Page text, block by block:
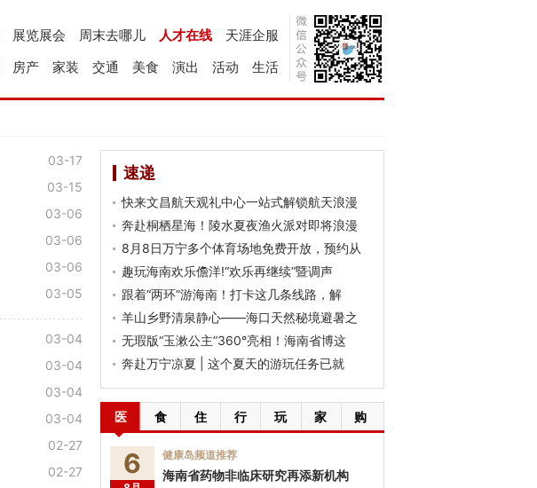
天涯企服
人才在线
周末去哪儿
展览展会
生活
活动
演出
美食
交通
家装
房产
03-17
03-15
03-06
03-06
03-06
03-05
03-04
03-04
03-04
03-04
02-27
02-27
速递
快来文昌航天观礼中心一站式解锁航天浪漫
奔赴桐栖星海！陵水夏夜渔火派对即将浪漫
8月8日万宁多个体育场地免费开放，预约从
趣玩海南欢乐儋洋!“欢乐再继续”暨调声
跟着“两环”游海南！打卡这几条线路，解
羊山乡野清泉静心——海口天然秘境避暑之
无瑕版“玉漱公主”360°亮相！海南省博这
奔赴万宁凉夏 | 这个夏天的游玩任务已就
医 食 住 行 玩 家 购
6 健康岛频道推荐
海南省药物非临床研究再添新机构